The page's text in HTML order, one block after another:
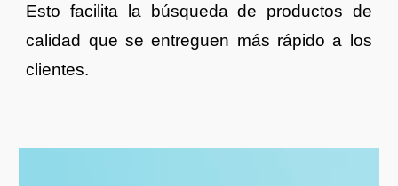
Esto facilita la búsqueda de productos de
calidad que se entreguen más rápido a los
clientes.